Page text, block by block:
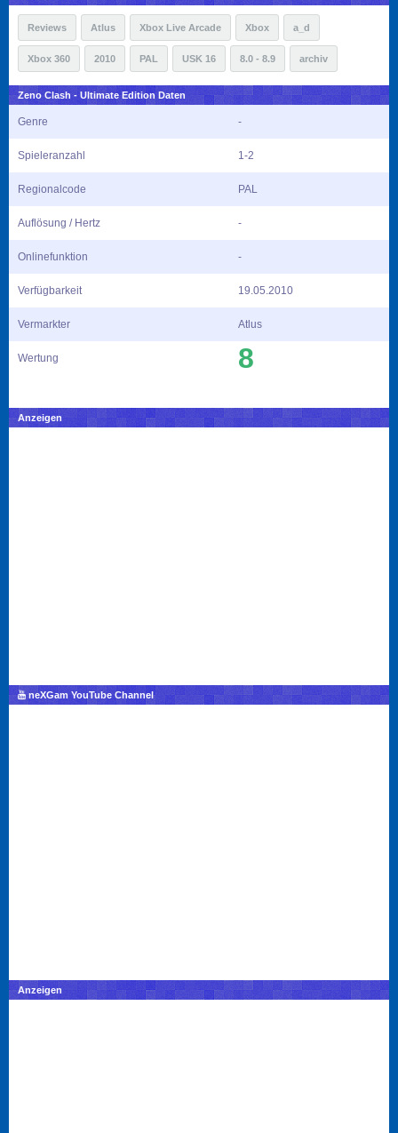
Reviews Atlus Xbox Live Arcade Xbox a_d
Xbox 360 2010 PAL USK 16 8.0 - 8.9 archiv
Zeno Clash - Ultimate Edition Daten
Genre -
Spieleranzahl 1-2
Regionalcode PAL
Auflösung / Hertz -
Onlinefunktion -
Verfügbarkeit 19.05.2010
Vermarkter Atlus
Wertung 8
Anzeigen
neXGam YouTube Channel
Anzeigen